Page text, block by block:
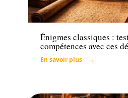
Famille
Énigmes classiques :
compétences avec ces
En savoir plus